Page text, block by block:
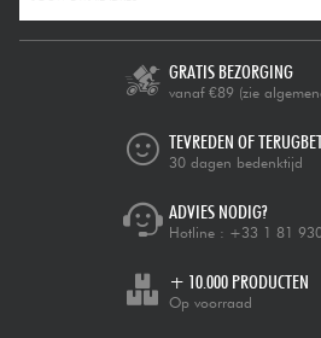
GRATIS BEZORGING
vanaf €89 (zie
TEVREDEN OF
30 dagen bedenktijd
ADVIES NODIG?
Hotline : +33 1 81
+ 10.000 PRODUCTEN
Op voorraad